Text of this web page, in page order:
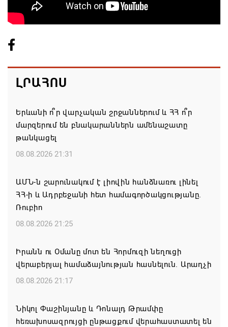
ԼՐԱՀՈՍ
Երևանի ո՞ր վարչական շրջաններում և ՀՀ ո՞ր
մարզերում են բնակարաններն ամենաշատը
թանկացել
08.08.2026 21:31
ԱՄՆ-ն շարունակում է լիովին հանձնառու լինել
ՀՀ-ի և Ադրբեջանի հետ համագործակցությանը.
Ռուբիո
08.08.2026 21:25
Իրանն ու Օմանը մոտ են Հորմուզի նեղուցի
վերաբերյալ համաձայնության հասնելուն. Արաղչի
08.08.2026 21:17
Նիկոլ Փաշինյանը և Դոնալդ Թրամփը
հեռախոսազրույցի ընթացքում վերահաստատել են